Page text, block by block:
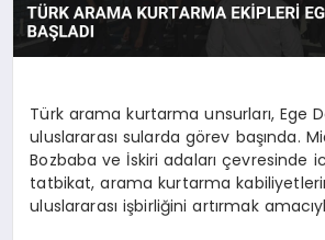
Türk arama kurtarma unsurları, Ege
uluslararası sularda görev başında.
Bozbaba ve İskiri adaları çevresinde
tatbikat, arama kurtarma
uluslararası işbirliğini artırmak